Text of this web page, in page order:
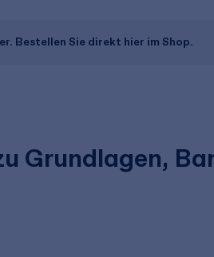
Bestellen Sie direkt hier im Shop.
Grundlagen,